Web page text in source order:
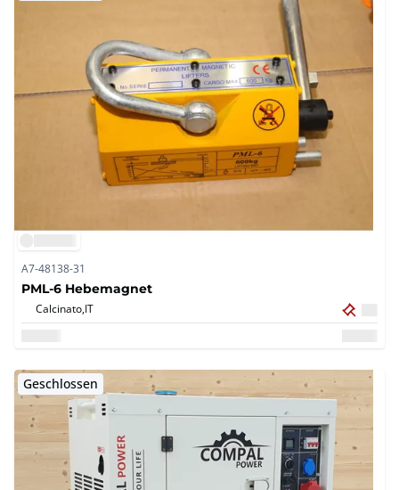
A7-48138-31
PML-6 Hebemagnet
Calcinato,IT
Geschlossen